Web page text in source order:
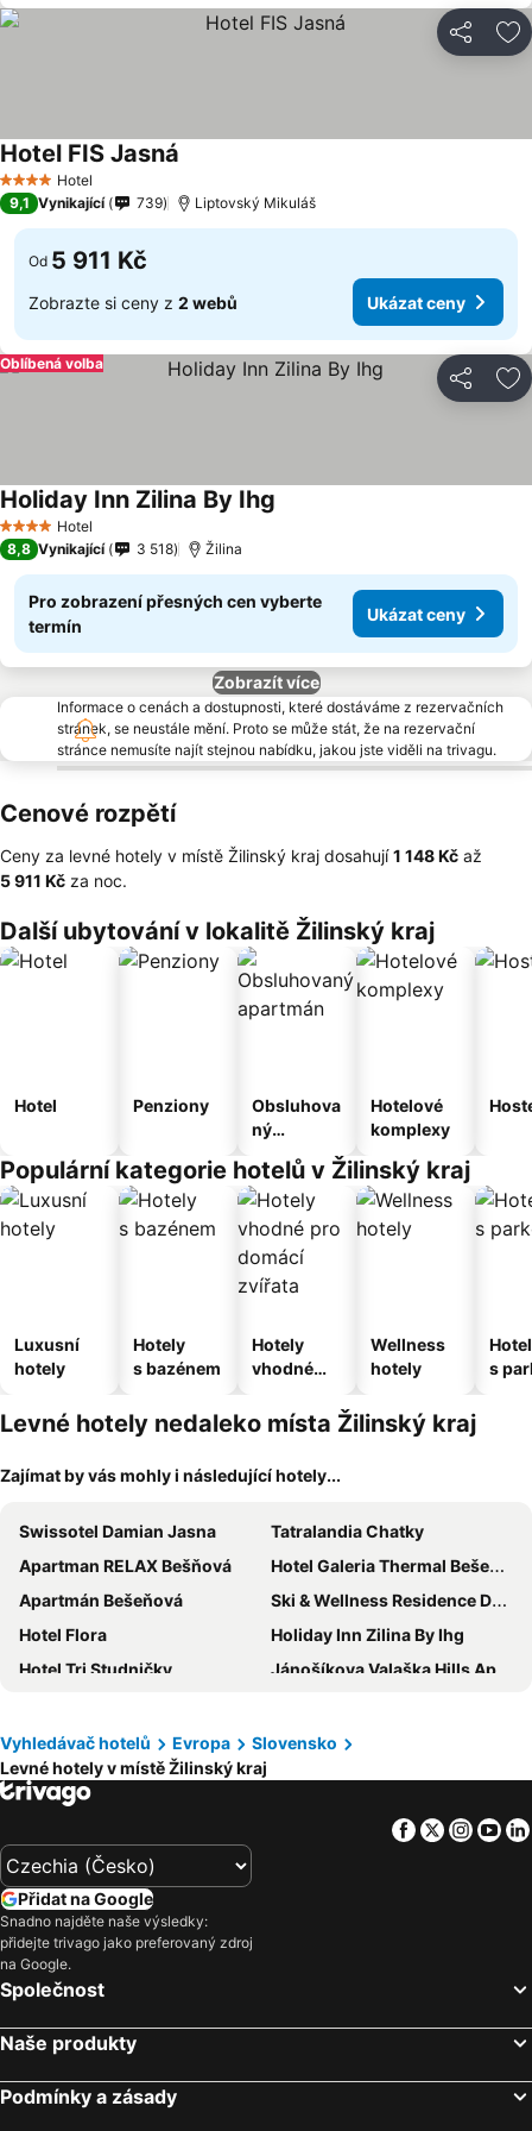
Sdílet
4 Počet hvězdiček
Hotel
Hotel FIS Jasná
9,1 Vynikající 739 Liptovský Mikuláš
Od 5 911 Kč
Zobrazte si ceny z 2 webů Ukázat ceny
Sdílet
Oblíbená volba
4 Počet hvězdiček
Hotel
Holiday Inn Zilina By Ihg
8,8 Vynikající 3 518 Žilina
Pro zobrazení přesných cen vyberte
termín
Ukázat ceny
Zobrazít více
Informace o cenách a dostupnosti, které dostáváme z rezervačních
stránek, se neustále mění. Proto se může stát, že na rezervační
stránce nemusíte najít stejnou nabídku, jakou jste viděli na trivagu.
Cenové rozpětí
Ceny za levné hotely v místě Žilinský kraj dosahují‎1 148 Kč až
‎5 911 Kč za noc.
Další ubytování v lokalitě Žilinský kraj
Hotel Penziony
Obsluhova
ný
Hotelové
komplexy
Populární kategorie hotelů v Žilinský kraj
Luxusní
hotely
Hotely
s bazénem
Hotely
vhodné
domácí
zvířata
Wellness
hotely
s
Levné hotely nedaleko místa Žilinský kraj
Zajímat by vás mohly i následující hotely...
Swissotel Damian Jasna
Tatralandia Chatky
Apartman RELAX Bešňová
Hotel Galeria Thermal Bešeňová
Apartmán Bešeňová
Ski & Wellness Residence Družba
Hotel Flora
Holiday Inn Zilina By Ihg
Hotel Tri Studničky
Jánošíkova Valaška Hills Apartments
Penzion Montana
Hotel Summit
Vila Viktória
Bačkárka - horská chata
Wellness Hotel Chopok
Hilson Jasna - Garden resort
Hotel Gavurky
Hotel Boboty
Hotel Grand
Hotel Encian
Riverside
Koliba Bešeňovka
Hotel Demänová
Vyhledávač hotelů Evropa
Slovensko
Levné hotely v místě Žilinský kraj
Facebook
Twitter
Přidat na Google
Snadno najděte naše výsledky:
přidejte trivago jako preferovaný zdroj
na Google.
Společnost
Naše produkty
Podmínky a zásady